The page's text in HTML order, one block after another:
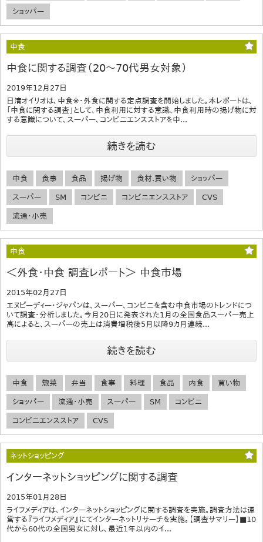
ショッパー
中食
中食に関する調査（20～70代男女対象）
2019年12月27日
日清オイリオは、中食※・外食に関する定点調査を開始しました。本レポートは、
「中食に関する調査」として、中食利用に対する意識、中食利用時の揚げ物に対
する意識について、スーパー、コンビニエンスストアを中...
続きを読む
中食 食事 食品 揚げ物 食材.買い物 ショッパー
スーパー SM コンビニ コンビニエンスストア CVS
流通・小売
中食
＜外食・中食 調査レポート＞ 中食市場
2015年02月27日
エヌピーディー・ジャパンは、スーパー、コンビニを含む中食市場のトレンドにつ
いて調査・分析しました。今月20日に発表された1月の全国食品スーパー売上
高によると、スーパーの売上は消費増税後5月以降9カ月連続...
続きを読む
中食 惣菜 弁当 食事 料理 食品 内食 買い物
ショッパー 流通・小売 スーパー SM コンビニ
コンビニエンスストア CVS
ネットショッピング
インターネットショッピングに関する調査
2015年01月28日
ライフメディアは、インターネットショッピングに関する調査を実施。調査方法は運
営する『ライフメディア』にてインターネットリサーチを実施。【調査サマリー】■10
代から60代の全国男女に対し、最近1年以内のイ...